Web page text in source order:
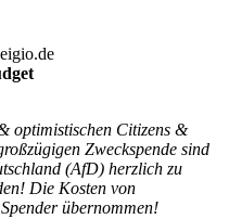
optimistischen Citizens &
Zweckspende sind
(AfD) herzlich zu
Die Kosten von
übernommen!